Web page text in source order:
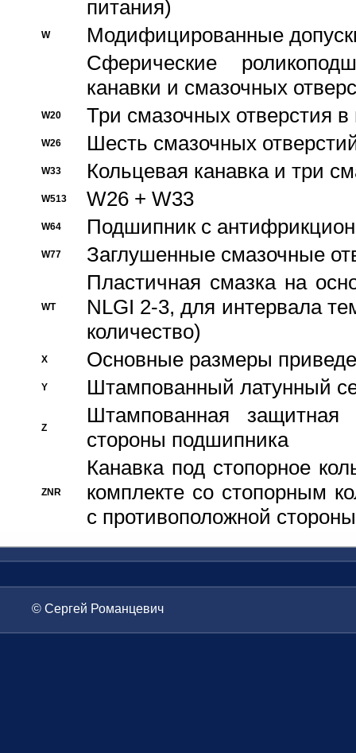
питания)
W
Модифицированные
Сферические
канавки и смазочных
W20 Три смазочных отверстия
W26 Шесть смазочных
W33 Кольцевая канавка и три
W513 W26 + W33
W64 Подшипник с
W77 Заглушенные смазочные
WT
Пластичная смазка на
NLGI 2-3, для интервала
количество)
X Основные размеры
Y Штампованный латунный
Z
Штампованная
стороны подшипника
ZNR
Канавка под стопорное
комплекте со стопорным
с противоположной стороны
© Сергей Романцевич